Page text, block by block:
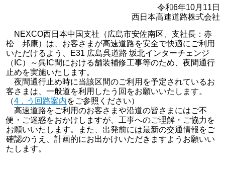
令和6年10月11日
西日本高速道路株式会社
NEXCO西日本中国支社（広島市安佐南区、支社長：赤
松 邦康）は、お客さまが高速道路を安全で快適にご利用
いただけるよう、E31 広島呉道路 坂北インターチェンジ
（IC）～呉IC間における舗装補修工事等のため、夜間通行
止めを実施いたします。
夜間通行止め時に当該区間のご利用を予定されているお
客さまは、一般道を利用したう回をお願いいたします。
（4．う回路案内をご参照ください）
高速道路をご利用のお客さまや沿道の皆さまにはご不
便・ご迷惑をおかけしますが、工事へのご理解・ご協力を
お願いいたします。また、出発前には最新の交通情報をご
確認のうえ、計画的にお出かけいただきますようお願いい
たします。